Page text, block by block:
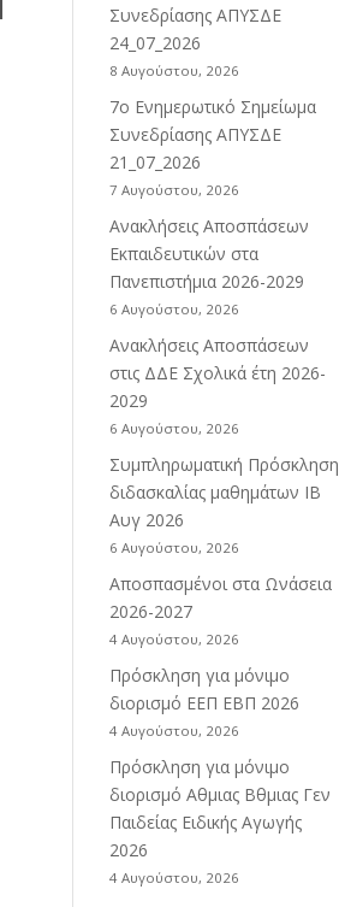
Συνεδρίασης ΑΠΥΣΔΕ
24_07_2026
8 Αυγούστου, 2026
7ο Ενημερωτικό Σημείωμα
Συνεδρίασης ΑΠΥΣΔΕ
21_07_2026
7 Αυγούστου, 2026
Ανακλήσεις Αποσπάσεων
Εκπαιδευτικών στα
Πανεπιστήμια 2026-2029
6 Αυγούστου, 2026
Ανακλήσεις Αποσπάσεων
στις ΔΔΕ Σχολικά έτη 2026-
2029
6 Αυγούστου, 2026
Συμπληρωματική Πρόσκληση
διδασκαλίας μαθημάτων ΙΒ
Αυγ 2026
6 Αυγούστου, 2026
Αποσπασμένοι στα Ωνάσεια
2026-2027
4 Αυγούστου, 2026
Πρόσκληση για μόνιμο
διορισμό ΕΕΠ ΕΒΠ 2026
4 Αυγούστου, 2026
Πρόσκληση για μόνιμο
διορισμό Αθμιας Βθμιας Γεν
Παιδείας Ειδικής Αγωγής
2026
4 Αυγούστου, 2026